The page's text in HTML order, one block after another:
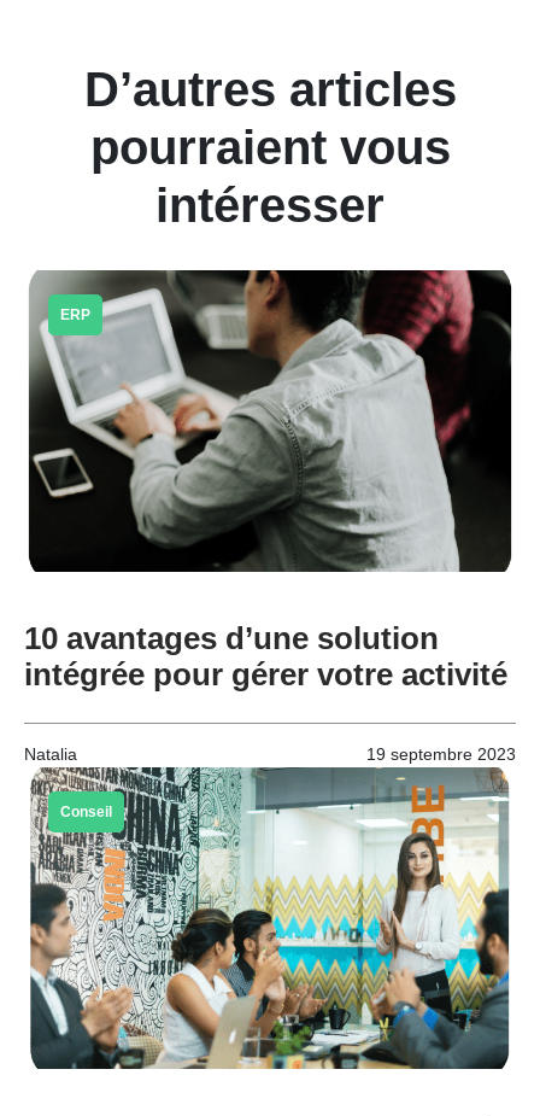
D’autres articles
pourraient vous
intéresser
ERP
10 avantages d’une solution
intégrée pour gérer votre activité
Natalia 19 septembre 2023
Conseil